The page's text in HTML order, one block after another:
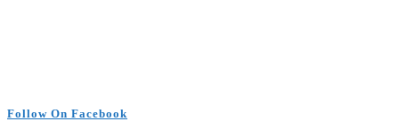
Follow On Facebook